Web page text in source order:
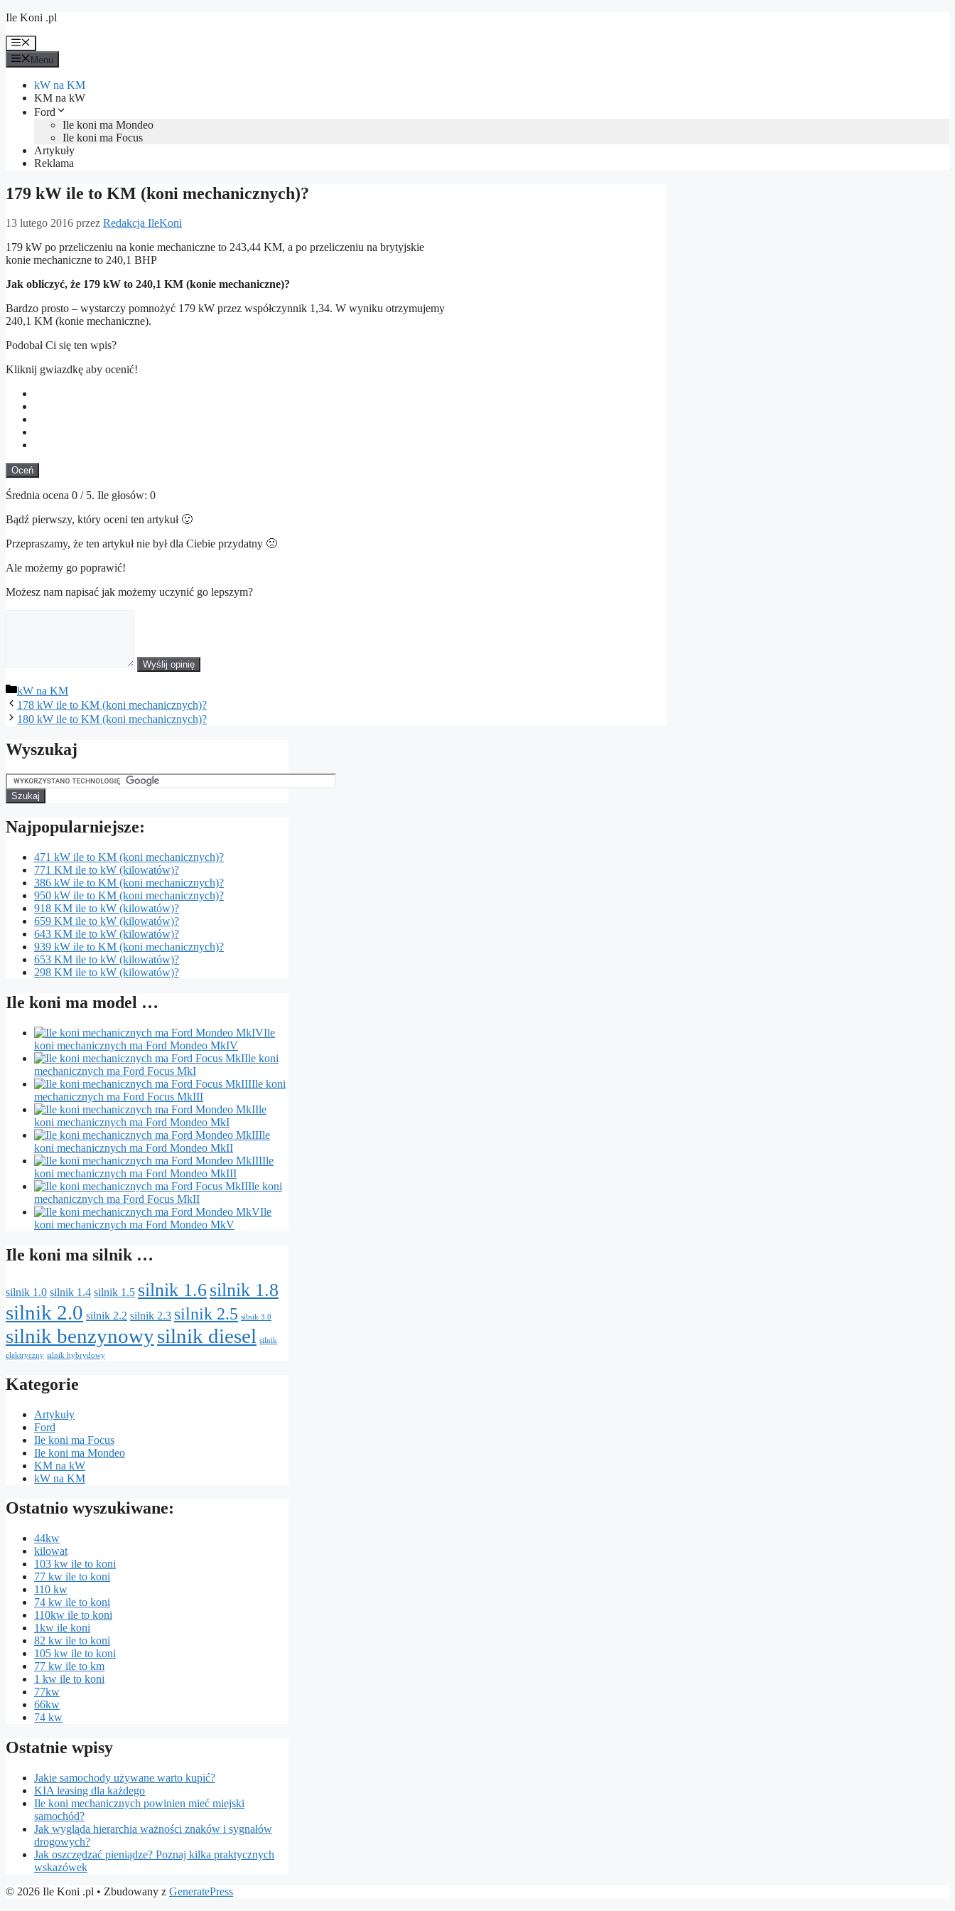
Przejdź
treści
Ile Koni .pl
Menu
Menu
kW na KM
KM na kW
Ford
Ile koni ma Mondeo
Ile koni ma Focus
Artykuły
Reklama
179 kW ile to KM (koni mechanicznych)?
13 lutego 2016 przez Redakcja IleKoni
179 kW po przeliczeniu na konie mechaniczne to 243,44 KM, a po przeliczeniu na brytyjskie
konie mechaniczne to 240,1 BHP
Jak obliczyć, że 179 kW to 240,1 KM (konie mechaniczne)?
Bardzo prosto – wystarczy pomnożyć 179 kW przez współczynnik 1,34. W wyniku otrzymujemy
240,1 KM (konie mechaniczne).
Podobał Ci się ten wpis?
Kliknij gwiazdkę aby ocenić!
Oceń
Średnia ocena 0 / 5. Ile głosów: 0
Bądź pierwszy, który oceni ten artykuł 🙂
Przepraszamy, że ten artykuł nie był dla Ciebie przydatny 🙁
Ale możemy go poprawić!
Możesz nam napisać jak możemy uczynić go lepszym?
Wyślij opinię
Kategorie
kW na KM
178 kW ile to KM (koni mechanicznych)?
180 kW ile to KM (koni mechanicznych)?
Wyszukaj
Najpopularniejsze:
471 kW ile to KM (koni mechanicznych)?
771 KM ile to kW (kilowatów)?
386 kW ile to KM (koni mechanicznych)?
950 kW ile to KM (koni mechanicznych)?
918 KM ile to kW (kilowatów)?
659 KM ile to kW (kilowatów)?
643 KM ile to kW (kilowatów)?
939 kW ile to KM (koni mechanicznych)?
653 KM ile to kW (kilowatów)?
298 KM ile to kW (kilowatów)?
Ile koni ma model …
Ile
koni mechanicznych ma Ford Mondeo MkIV
Ile koni
mechanicznych ma Ford Focus MkI
Ile koni
mechanicznych ma Ford Focus MkIII
Ile
koni mechanicznych ma Ford Mondeo MkI
Ile
koni mechanicznych ma Ford Mondeo MkII
Ile
koni mechanicznych ma Ford Mondeo MkIII
Ile koni
mechanicznych ma Ford Focus MkII
Ile
koni mechanicznych ma Ford Mondeo MkV
Ile koni ma silnik …
silnik 1.0 silnik 1.4 silnik 1.5 silnik 1.6silnik 1.8
silnik 2.0 silnik 2.2 silnik 2.3 silnik 2.5 silnik 3.0
silnik benzynowysilnik diesel silnik
elektryczny silnik hybrydowy
Kategorie
Artykuły
Ford
Ile koni ma Focus
Ile koni ma Mondeo
KM na kW
kW na KM
Ostatnio wyszukiwane:
44kw
kilowat
103 kw ile to koni
77 kw ile to koni
110 kw
74 kw ile to koni
110kw ile to koni
1kw ile koni
82 kw ile to koni
105 kw ile to koni
77 kw ile to km
1 kw ile to koni
77kw
66kw
74 kw
Ostatnie wpisy
Jakie samochody używane warto kupić?
KIA leasing dla każdego
Ile koni mechanicznych powinien mieć miejski
samochód?
Jak wygląda hierarchia ważności znaków i sygnałów
drogowych?
Jak oszczędzać pieniądze? Poznaj kilka praktycznych
wskazówek
© 2026 Ile Koni .pl • Zbudowany z GeneratePress